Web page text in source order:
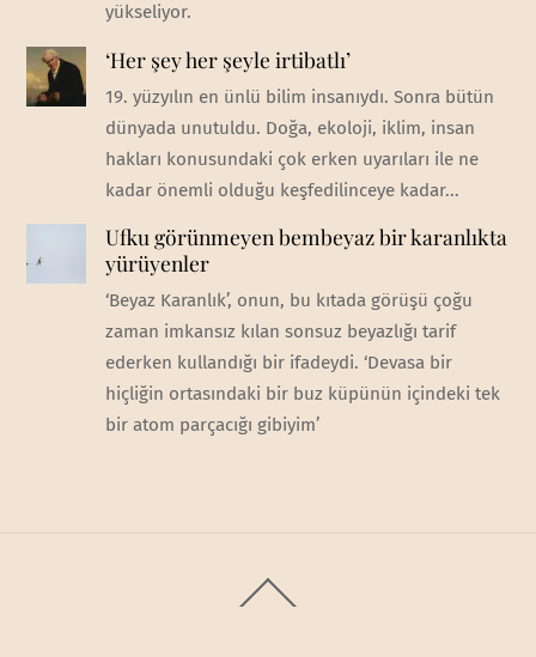
yükseliyor.
‘Her şey her şeyle irtibatlı’
19. yüzyılın en ünlü bilim insanıydı. Sonra bütün
dünyada unutuldu. Doğa, ekoloji, iklim, insan
hakları konusundaki çok erken uyarıları ile ne
kadar önemli olduğu keşfedilinceye kadar...
Ufku görünmeyen bembeyaz bir karanlıkta
yürüyenler
‘Beyaz Karanlık’, onun, bu kıtada görüşü çoğu
zaman imkansız kılan sonsuz beyazlığı tarif
ederken kullandığı bir ifadeydi. ‘Devasa bir
hiçliğin ortasındaki bir buz küpünün içindeki tek
bir atom parçacığı gibiyim’
To